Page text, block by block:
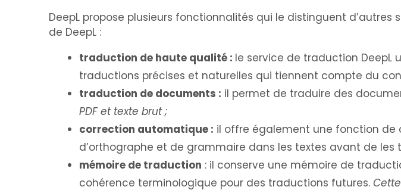
DeepL propose plusieurs fonctionnalités qui le distinguent
de DeepL :
traduction de haute qualité : le service de traduction DeepL
traductions précises et naturelles qui tiennent compte du
traduction de documents : il permet de traduire des
PDF et texte brut ;
correction automatique : il offre également une fonction
d’orthographe et de grammaire dans les textes avant de les
mémoire de traduction : il conserve une mémoire de
cohérence terminologique pour des traductions futures.